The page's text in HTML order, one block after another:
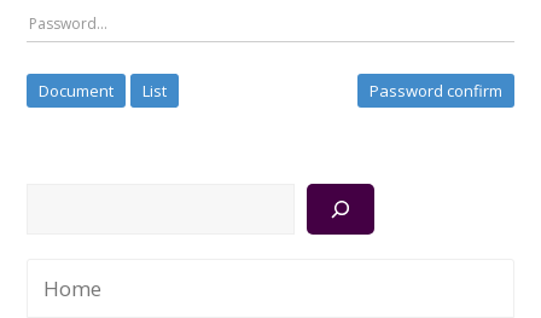
Document List Password confirm
Home